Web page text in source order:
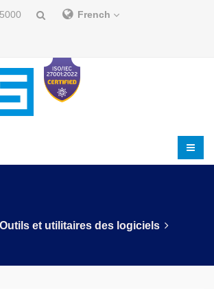
French
Outils et utilitaires des logiciels